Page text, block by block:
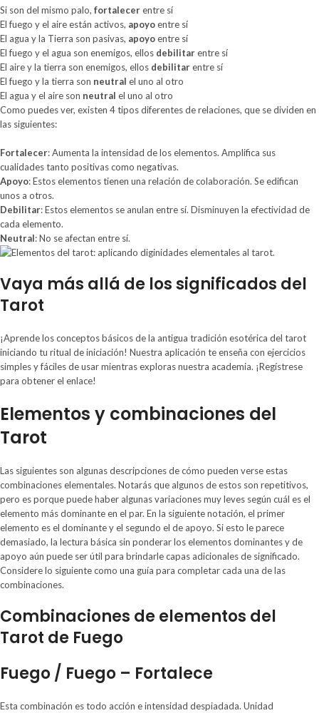
Si son del mismo palo, fortalecerentre sí
El fuego y el aire están activos, apoyoentre sí
El agua y la Tierra son pasivas, apoyoentre sí
El fuego y el agua son enemigos, ellos debilitarentre sí
El aire y la tierra son enemigos, ellos debilitarentre sí
El fuego y la tierra son neutral el uno al otro
El agua y el aire son neutral el uno al otro
Como puedes ver, existen 4 tipos diferentes de relaciones, que se dividen en
las siguientes:
Fortalecer: Aumenta la intensidad de los elementos. Amplifica sus
cualidades tanto positivas como negativas.
Apoyo: Estos elementos tienen una relación de colaboración. Se edifican
unos a otros.
Debilitar: Estos elementos se anulan entre sí. Disminuyen la efectividad de
cada elemento.
Neutral: No se afectan entre sí.
Vaya más allá de los significados del
Tarot
¡Aprende los conceptos básicos de la antigua tradición esotérica del tarot
iniciando tu ritual de iniciación! Nuestra aplicación te enseña con ejercicios
simples y fáciles de usar mientras exploras nuestra academia. ¡Regístrese
para obtener el enlace!
Elementos y combinaciones del
Tarot
Las siguientes son algunas descripciones de cómo pueden verse estas
combinaciones elementales. Notarás que algunos de estos son repetitivos,
pero es porque puede haber algunas variaciones muy leves según cuál es el
elemento más dominante en el par. En la siguiente notación, el primer
elemento es el dominante y el segundo el de apoyo. Si esto le parece
demasiado, la lectura básica sin ponderar los elementos dominantes y de
apoyo aún puede ser útil para brindarle capas adicionales de significado.
Considere lo siguiente como una guía para completar cada una de las
combinaciones.
Combinaciones de elementos del
Tarot de Fuego
Fuego / Fuego – Fortalece
Esta combinación es todo acción e intensidad despiadada. Unidad